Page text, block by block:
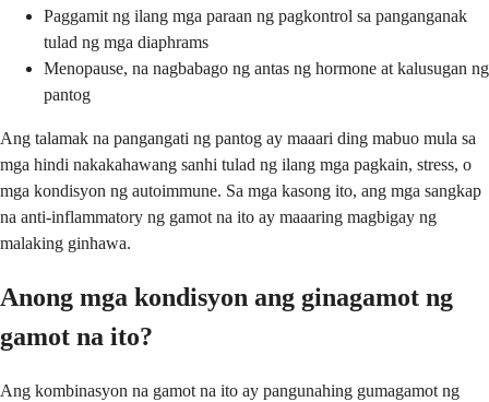
Paggamit ng ilang mga paraan ng pagkontrol sa panganganak
tulad ng mga diaphrams
Menopause, na nagbabago ng antas ng hormone at kalusugan ng
pantog
Ang talamak na pangangati ng pantog ay maaari ding mabuo mula sa
mga hindi nakakahawang sanhi tulad ng ilang mga pagkain, stress, o
mga kondisyon ng autoimmune. Sa mga kasong ito, ang mga sangkap
na anti-inflammatory ng gamot na ito ay maaaring magbigay ng
malaking ginhawa.
Anong mga kondisyon ang ginagamot ng
gamot na ito?
Ang kombinasyon na gamot na ito ay pangunahing gumagamot ng